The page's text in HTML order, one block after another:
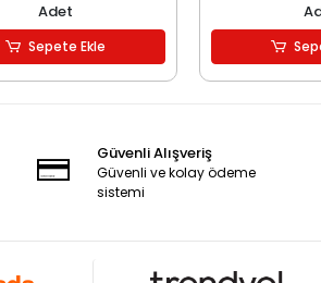
Adet
Sepete Ekle
Güvenli Alışveriş
Güvenli ve kolay ödeme
sistemi